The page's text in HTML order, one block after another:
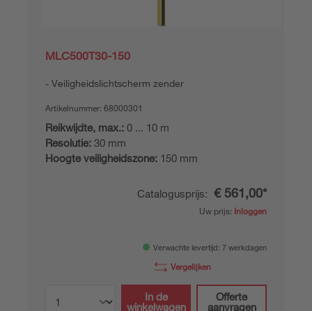
MLC500T30-150
Veiligheidslichtscherm zender
Artikelnummer: 68000301
Reikwijdte, max.: 0 ... 10 m
Resolutie: 30 mm
Hoogte veiligheidszone: 150 mm
Catalogusprijs: € 561,00*
Uw prijs: Inloggen
Verwachte levertijd: 7 werkdagen
Vergelijken
In de
winkelwagen
Offerte
aanvragen